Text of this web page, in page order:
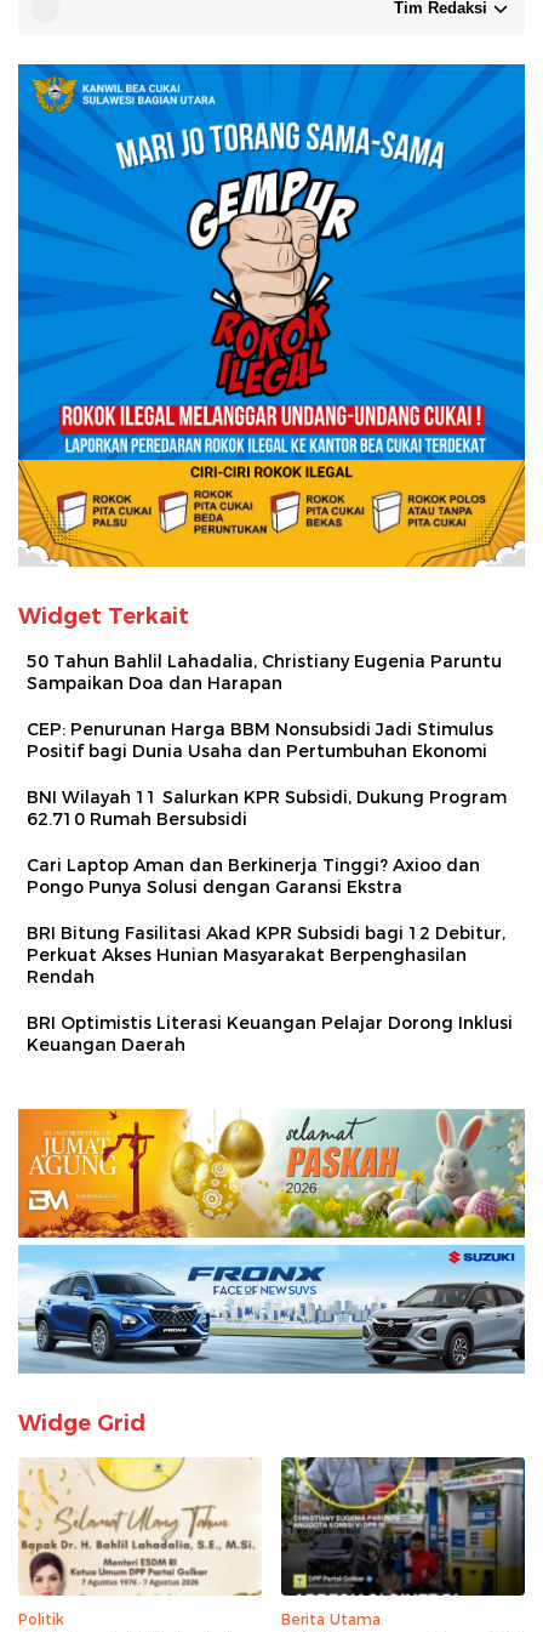
Tim Redaksi
Widget Terkait
50 Tahun Bahlil Lahadalia, Christiany Eugenia Paruntu
Sampaikan Doa dan Harapan
CEP: Penurunan Harga BBM Nonsubsidi Jadi Stimulus
Positif bagi Dunia Usaha dan Pertumbuhan Ekonomi
BNI Wilayah 11 Salurkan KPR Subsidi, Dukung Program
62.710 Rumah Bersubsidi
Cari Laptop Aman dan Berkinerja Tinggi? Axioo dan
Pongo Punya Solusi dengan Garansi Ekstra
BRI Bitung Fasilitasi Akad KPR Subsidi bagi 12 Debitur,
Perkuat Akses Hunian Masyarakat Berpenghasilan
Rendah
BRI Optimistis Literasi Keuangan Pelajar Dorong Inklusi
Keuangan Daerah
Widge Grid
Politik Berita Utama